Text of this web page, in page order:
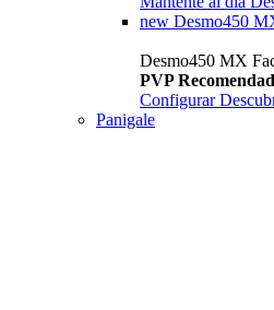
new Desmo450
Desmo450 MX
PVP
Configurar
Panigale